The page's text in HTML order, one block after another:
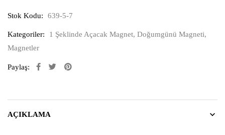
Stok Kodu: 639-5-7
Kategoriler: 1 Şeklinde Açacak Magnet, Doğumgünü Magneti,
Magnetler
Paylaş:
AÇIKLAMA